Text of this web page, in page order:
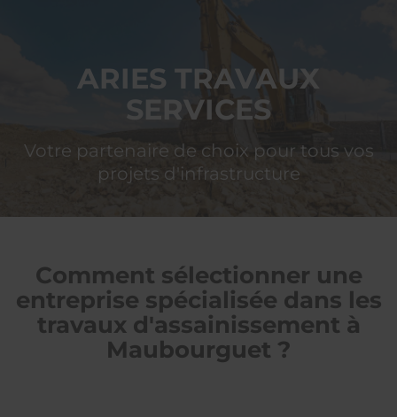
ARIES TRAVAUX
SERVICES
Votre partenaire de choix pour tous vos
projets d'infrastructure
Comment sélectionner une
entreprise spécialisée dans les
travaux d'assainissement à
Maubourguet ?